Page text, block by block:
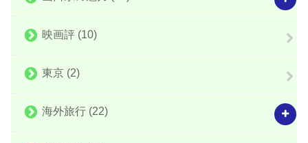
映画評 (10)
東京 (2)
海外旅行 (22)